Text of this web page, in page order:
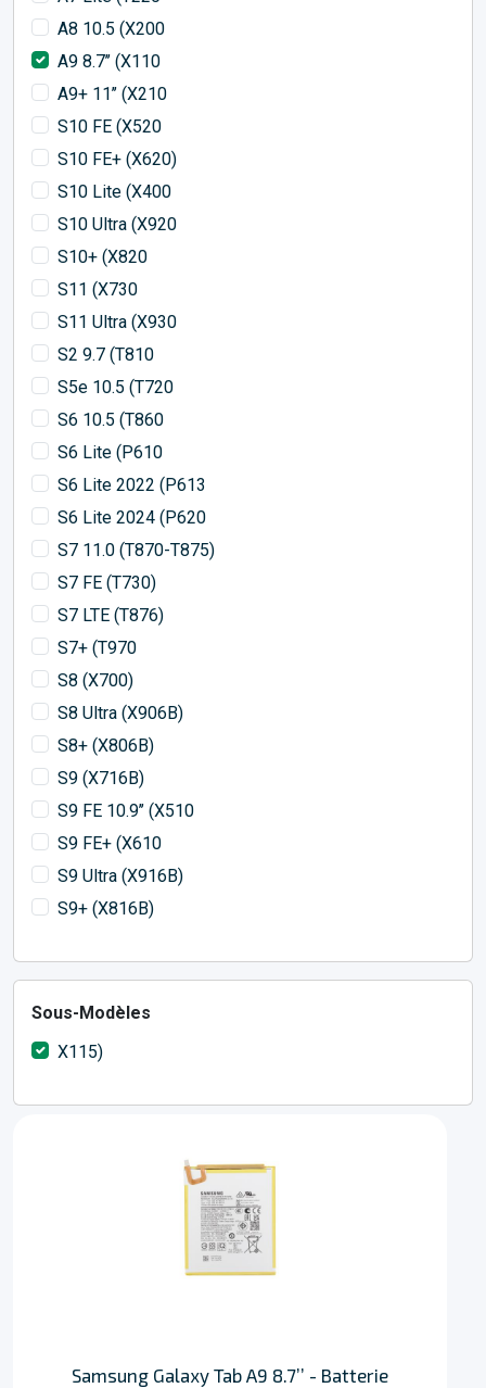
A8 10.5 (X200
A9 8.7’’ (X110
A9+ 11’’ (X210
S10 FE (X520
S10 FE+ (X620)
S10 Lite (X400
S10 Ultra (X920
S10+ (X820
S11 (X730
S11 Ultra (X930
S2 9.7 (T810
S5e 10.5 (T720
S6 10.5 (T860
S6 Lite (P610
S6 Lite 2022 (P613
S6 Lite 2024 (P620
S7 11.0 (T870-T875)
S7 FE (T730)
S7 LTE (T876)
S7+ (T970
S8 (X700)
S8 Ultra (X906B)
S8+ (X806B)
S9 (X716B)
S9 FE 10.9’’ (X510
S9 FE+ (X610
S9 Ultra (X916B)
S9+ (X816B)
Sous-Modèles
X115)
Samsung Galaxy Tab A9 8.7’’ - Batterie